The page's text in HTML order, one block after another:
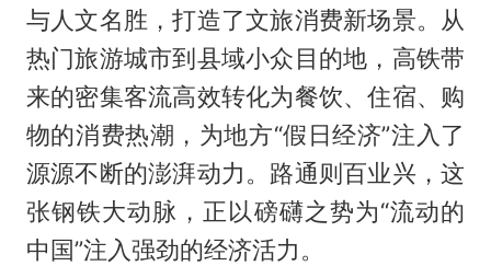
与人文名胜，打造了文旅消费新场景。从
热门旅游城市到县域小众目的地，高铁带
来的密集客流高效转化为餐饮、住宿、购
物的消费热潮，为地方“假日经济”注入了
源源不断的澎湃动力。路通则百业兴，这
张钢铁大动脉，正以磅礴之势为“流动的
中国”注入强劲的经济活力。